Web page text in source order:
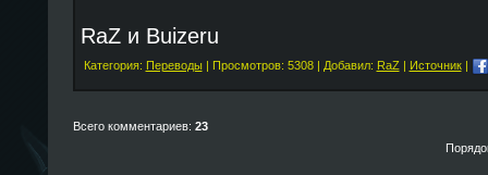
RaZ и Buizeru
Категория: Переводы| Просмотров: 5308 | Добавил: RaZ | Источник|
Всего комментариев: 23